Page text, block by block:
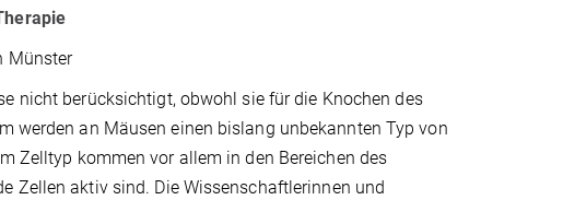
Münster
nicht berücksichtigt, obwohl sie für die Knochen des
werden an Mäusen einen bislang unbekannten Typ von
Zelltyp kommen vor allem in den Bereichen des
Zellen aktiv sind. Die Wissenschaftlerinnen und